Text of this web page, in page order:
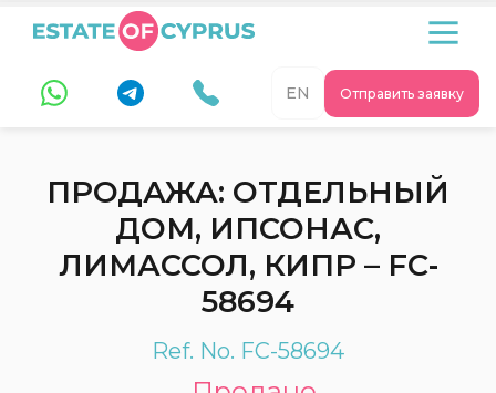
Отправить заявку
EN
ПРОДАЖА: ОТДЕЛЬНЫЙ
ДОМ, ИПСОНАС,
ЛИМАССОЛ, КИПР – FC-
58694
Ref. No. FC-58694